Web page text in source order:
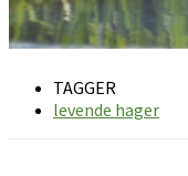
TAGGER
levende hager